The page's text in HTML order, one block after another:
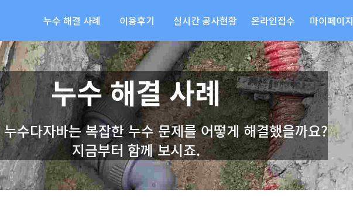
누수 해결 사례 이용후기 실시간 공사현황 온라인접수 마이페이지
누수 해결 사례
수다자바는 복잡한 누수 문제를 어떻게 해결했을까요?
지금부터 함께 보시죠.